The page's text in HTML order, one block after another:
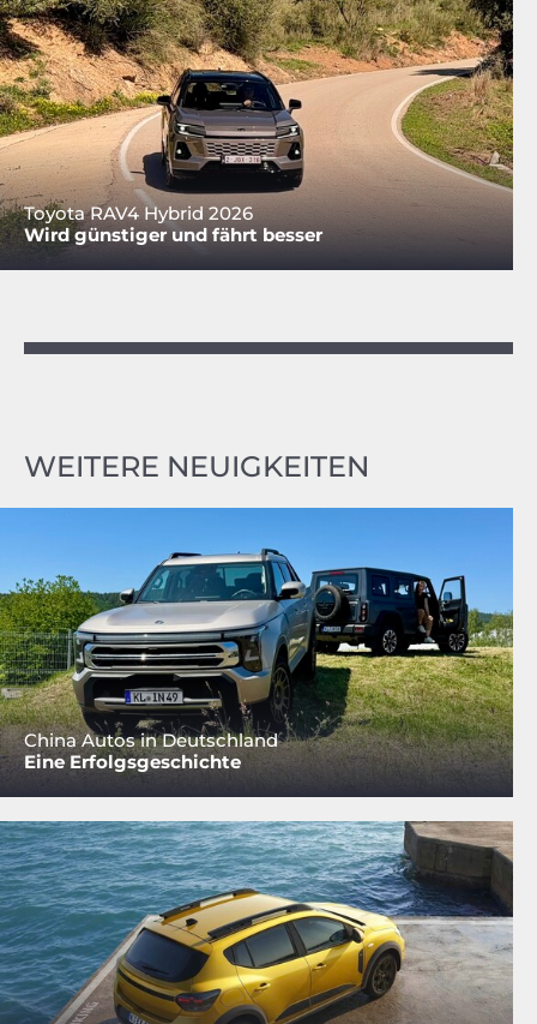
Toyota RAV4 Hybrid 2026
Wird günstiger und fährt besser
WEITERE NEUIGKEITEN
China Autos in Deutschland
Eine Erfolgsgeschichte